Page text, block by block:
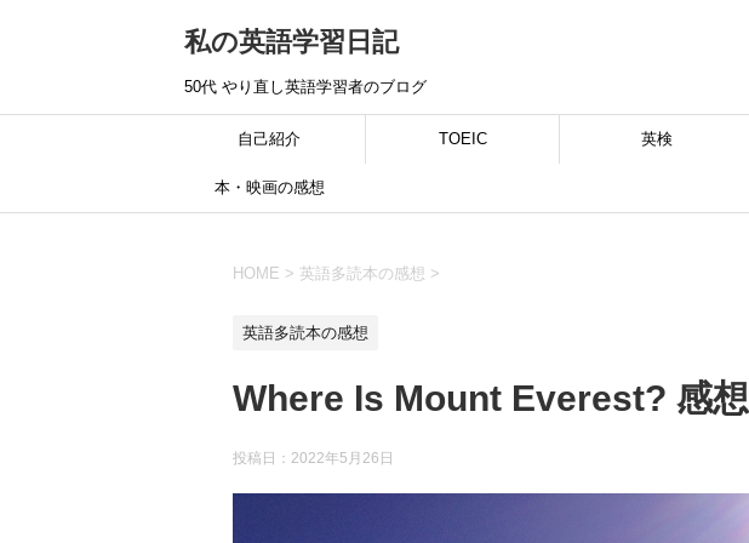
私の英語学習日記
50代 やり直し英語学習者のブログ
自己紹介 TOEIC 英検
本・映画の感想
HOME > 英語多読本の感想 >
英語多読本の感想
Where Is Mount Everest? 感想
投稿日： 2022年5月26日